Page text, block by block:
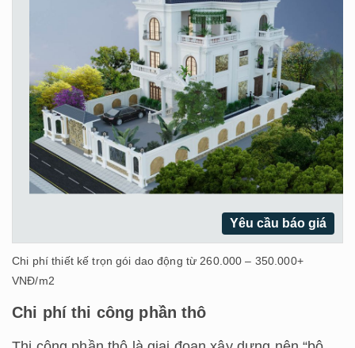
Yêu cầu báo giá
Chi phí thiết kế trọn gói dao động từ 260.000 – 350.000+
VNĐ/m2
Chi phí thi công phần thô